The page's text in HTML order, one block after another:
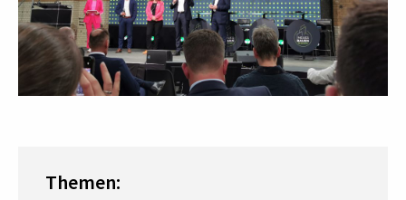
Themen: